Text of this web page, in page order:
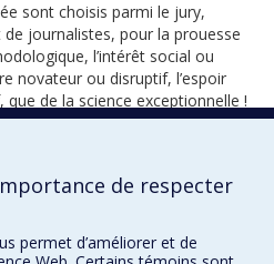
sont choisis parmi le jury,
journalistes, pour la prouesse
l’intérêt social ou
novateur ou disruptif, l’espoir
de la science exceptionnelle !
2023
de respecter
permet d’améliorer et de